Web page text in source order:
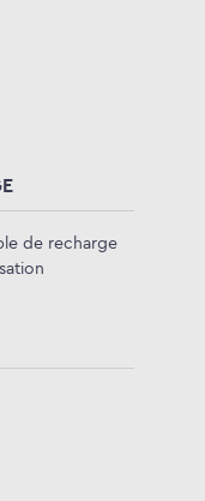
de recharge